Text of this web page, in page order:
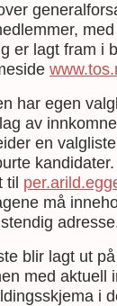
er lagt fram i
har egen
av
en
til
må
blir lagt ut
med aktuell
i